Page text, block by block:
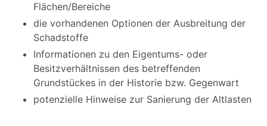
Flächen/Bereiche
die vorhandenen Optionen der Ausbreitung der
Schadstoffe
Informationen zu den Eigentums- oder
Besitzverhältnissen des betreffenden
Grundstückes in der Historie bzw. Gegenwart
potenzielle Hinweise zur Sanierung der Altlasten